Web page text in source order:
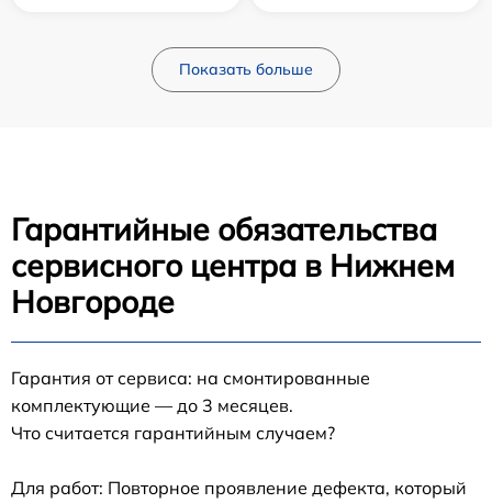
Показать больше
Гарантийные обязательства
сервисного центра в Нижнем
Новгороде
Гарантия от сервиса: на смонтированные
комплектующие — до 3 месяцев.
Что считается гарантийным случаем?
Для работ: Повторное проявление дефекта, который